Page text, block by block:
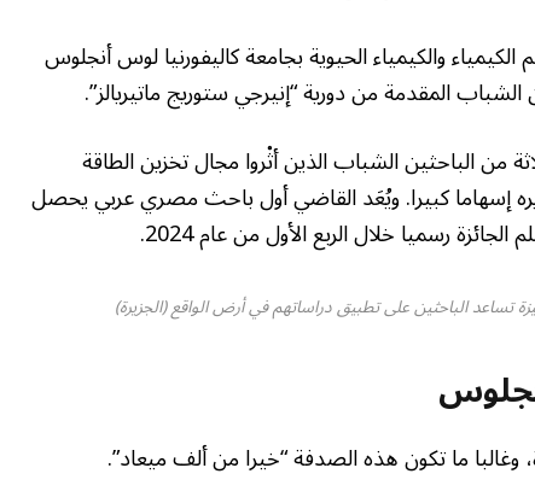
والكيمياء الحيوية بجامعة كاليفورنيا لوس أنجلوس
من الباحثين الشباب الذين أثْروا مجال تخزين الطاقة
إسهاما كبيرا. ويُعَد القاضي أول باحث مصري عربي يحصل
رسميا خلال الربع الأول من عام 2024.
تساعد الباحثين على تطبيق دراساتهم في أرض الواقع (الجزيرة)
وغالبا ما تكون هذه الصدفة “خيرا من ألف ميعاد”.